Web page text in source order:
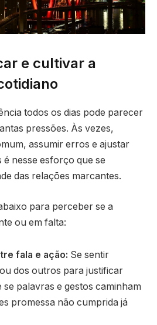
e cultivar a
todos os dias pode parecer
pressões. Às vezes,
assumir erros e ajustar
nesse esforço que se
das relações marcantes.
para perceber se a
ou em falta:
fala e ação: Se sentir
dos outros para justificar
palavras e gestos caminham
promessa não cumprida já